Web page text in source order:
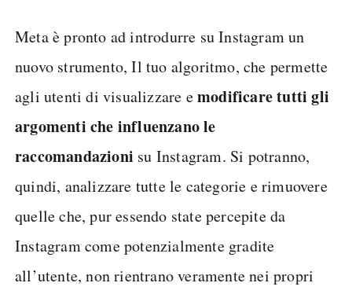
Meta è pronto ad introdurre su Instagram un
nuovo strumento, Il tuo algoritmo, che permette
agli utenti di visualizzare emodificare tutti gli
argomenti che influenzano le
raccomandazioni su Instagram. Si potranno,
quindi, analizzare tutte le categorie e rimuovere
quelle che, pur essendo state percepite da
Instagram come potenzialmente gradite
all’utente, non rientrano veramente nei propri